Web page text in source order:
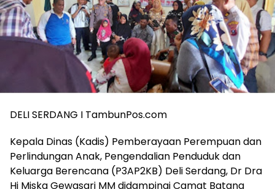
DELI SERDANG I TambunPos.com
Kepala Dinas (Kadis) Pemberayaan Perempuan dan
Perlindungan Anak, Pengendalian Penduduk dan
Keluarga Berencana (P3AP2KB) Deli Serdang, Dr Dra
Hj Miska Gewasari MM didampingi Camat Batang